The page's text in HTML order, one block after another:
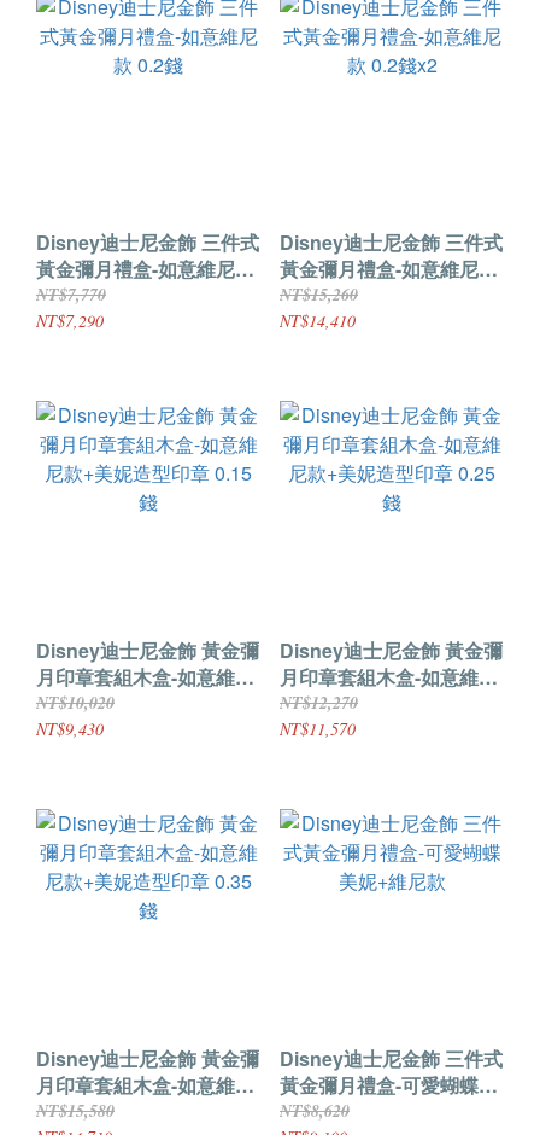
Disney迪士尼金飾 三件式
黃金彌月禮盒-如意維尼款
0.2錢
NT$7,770
NT$7,290
Disney迪士尼金飾 三件式
黃金彌月禮盒-如意維尼款
0.2錢x2
NT$15,260
NT$14,410
Disney迪士尼金飾 黃金彌
月印章套組木盒-如意維尼
款+美妮造型印章 0.15錢
NT$10,020
NT$9,430
Disney迪士尼金飾 黃金彌
月印章套組木盒-如意維尼
款+美妮造型印章 0.25錢
NT$12,270
NT$11,570
Disney迪士尼金飾 黃金彌
月印章套組木盒-如意維尼
款+美妮造型印章 0.35錢
NT$15,580
Disney迪士尼金飾 三件式
黃金彌月禮盒-可愛蝴蝶美
妮+維尼款
NT$8,620